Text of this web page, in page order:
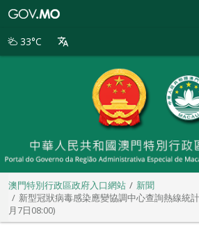
別
33°C
澳門特別行政區政府入口網站
新聞
新型冠狀病毒感染應變協調中心查詢熱線統
月7日08:00)